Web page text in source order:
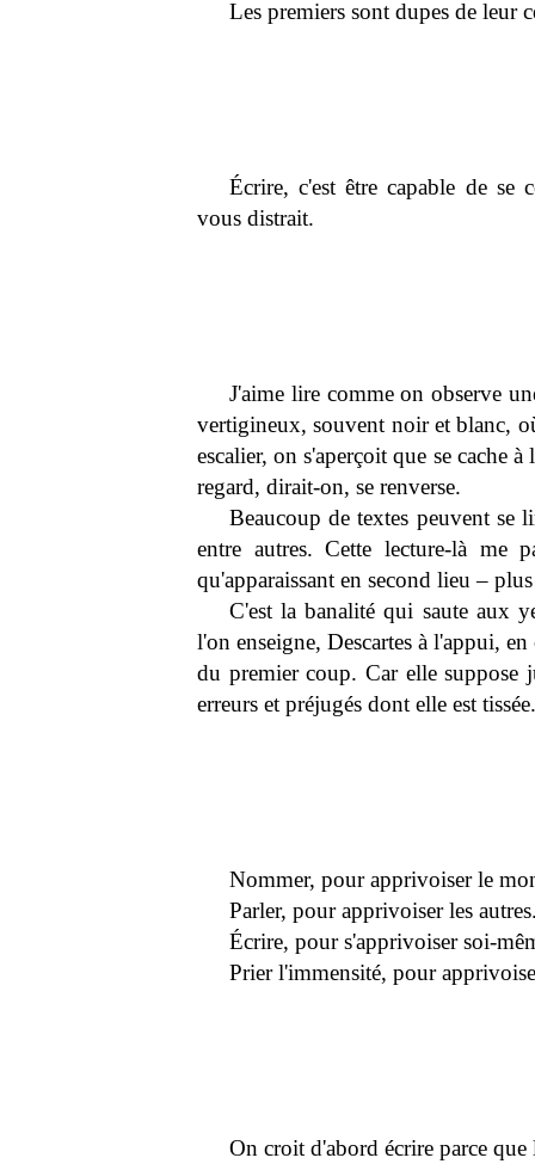
Les premiers sont dupes de leur
Écrire, c'est être capable de se
vous distrait.
J'aime lire comme on observe
vertigineux, souvent noir et blanc,
escalier, on s'aperçoit que se cache
regard, dirait-on, se renverse.
Beaucoup de textes peuvent se
entre autres. Cette lecture-là me
qu'apparaissant en second lieu –
C'est la banalité qui saute aux
l'on enseigne, Descartes à l'appui,
du premier coup. Car elle suppose
erreurs et préjugés dont elle est tissée.
Nommer, pour apprivoiser le
Parler, pour apprivoiser les
Écrire, pour s'apprivoiser soi-
Prier l'immensité, pour
On croit d'abord écrire parce